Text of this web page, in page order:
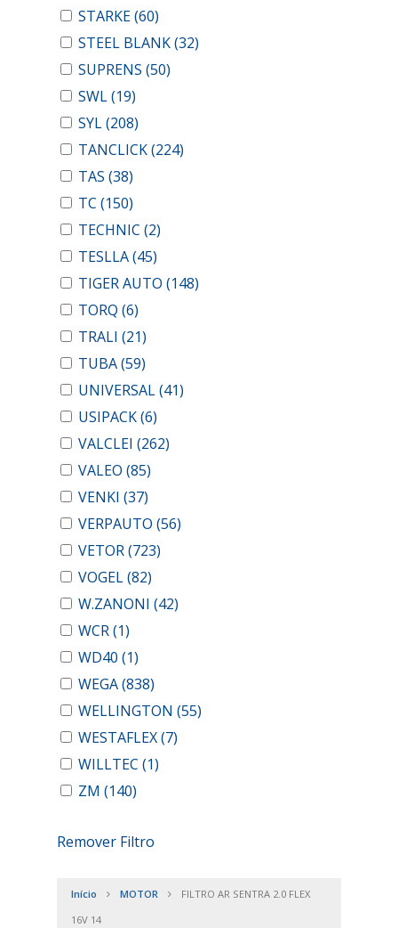
STARKE(60)
STEEL BLANK(32)
SUPRENS (50)
SWL(19)
SYL(208)
TANCLICK(224)
TAS (38)
TC (150)
TECHNIC (2)
TESLLA(45)
TIGER AUTO (148)
TORQ (6)
TRALI (21)
TUBA(59)
UNIVERSAL(41)
USIPACK(6)
VALCLEI (262)
VALEO (85)
VENKI (37)
VERPAUTO (56)
VETOR(723)
VOGEL(82)
W.ZANONI (42)
WCR(1)
WD40 (1)
WEGA(838)
WELLINGTON (55)
WESTAFLEX(7)
WILLTEC (1)
ZM (140)
Remover Filtro
Início MOTOR
FILTRO AR SENTRA 2.0 FLEX
16V 14